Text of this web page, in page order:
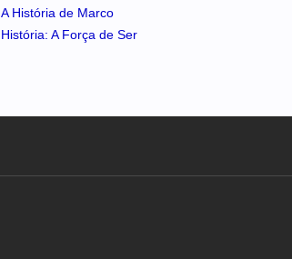
A História de Marco
História: A Força de Ser